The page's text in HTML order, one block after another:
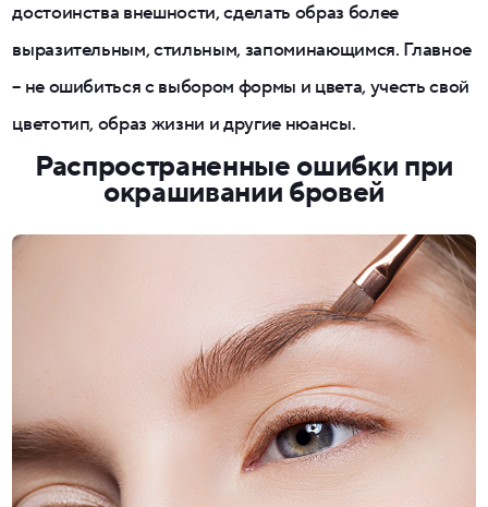
достоинства внешности, сделать образ более
выразительным, стильным, запоминающимся. Главное
– не ошибиться с выбором формы и цвета, учесть свой
цветотип, образ жизни и другие нюансы.
Распространенные ошибки при
окрашивании бровей